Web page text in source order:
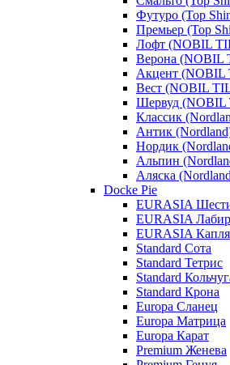
Футуро (Top
Премьер (Top
Лофт (NOBIL
Верона (NOBIL
Акцент (NOBIL
Вест (NOBIL
Шервуд (NOBIL
Классик
Антик
Нордик
Альпин
Аляска
Docke Pie
EURASIA
EURASIA
EURASIA Капля
Standard Сота
Standard Тетрис
Standard
Standard Крона
Europa Сланец
Europa Матрица
Europa Карат
Premium Женева